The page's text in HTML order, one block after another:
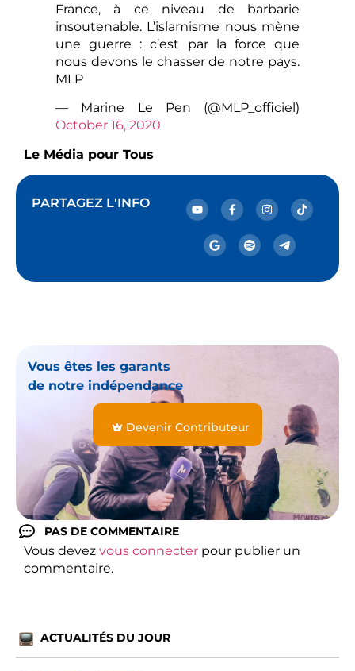
France, à ce niveau de barbarie
insoutenable. L’islamisme nous mène
une guerre : c’est par la force que
nous devons le chasser de notre pays.
MLP
— Marine Le Pen (@MLP_officiel)
October 16, 2020
Le Média pour Tous
PARTAGEZ L'INFO
Vous êtes les garants
de notre indépendance
Devenir Contributeur
PAS DE COMMENTAIRE
Vous devez vous connecter pour publier un
commentaire.
ACTUALITÉS DU JOUR